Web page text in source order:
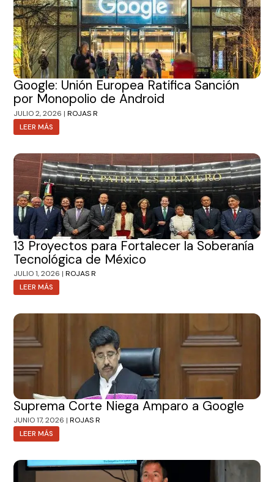
Google: Unión Europea Ratifica Sanción
por Monopolio de Android
JULIO 2, 2026 |ROJAS R
LEER MÁS
13 Proyectos para Fortalecer la Soberanía
Tecnológica de México
JULIO 1, 2026 |ROJAS R
LEER MÁS
Suprema Corte Niega Amparo a Google
JUNIO 17, 2026 |ROJAS R
LEER MÁS